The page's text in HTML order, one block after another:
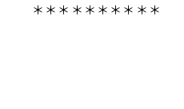
＊＊＊＊＊＊＊＊＊＊